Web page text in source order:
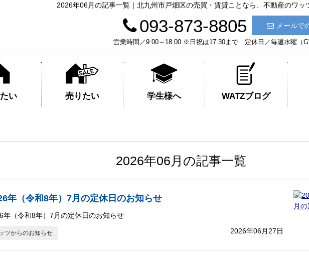
2026年06月の記事一覧｜北九州市戸畑区の売買・賃貸ことなら、不動産のワッ
メールで
093-873-8805
営業時間／9:00～18:00 ※日祝は17:30まで 定休日／毎週水曜（
い 売りたい 学生様へ WATZブログ
2026年06月の記事一覧
年（令和8年）7月の定休日のお知らせ
年（令和8年）7月の定休日のお知らせ
ツからのお知らせ 2026年06月27日